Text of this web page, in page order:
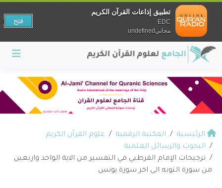
الرئيسية المكتبة الرقمية
علوم القرآن الكريم
البحوث والرسائل العلمية
ترجيحات الإمام القرطبي في التفسير من الاية الواحد واربعين
من سورة التوبه الى اخر سورة يونس
تطبيق إذاعات القرآن الكريم
EDC
مجانيundefined
فتح